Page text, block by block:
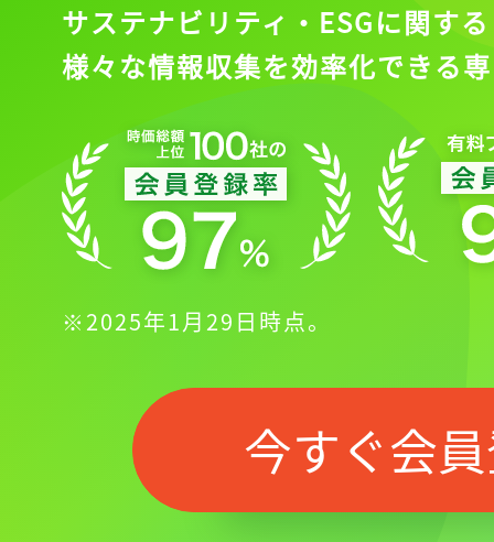
サステナビリティ・ESGに関する
様々な情報収集を効率化できる
※2025年1月29日時点。
今すぐ会